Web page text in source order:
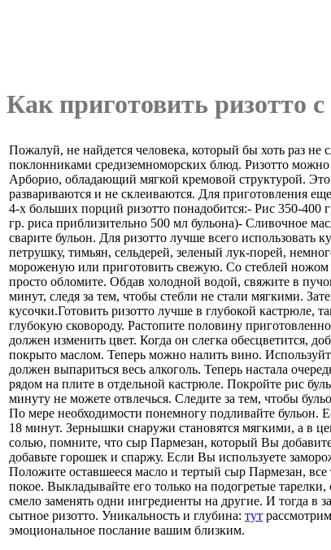
Как приготовить ризотто
Пожалуй, не найдется человека, который бы хоть раз
поклонниками средиземноморских блюд. Ризотто
Арборио, обладающий мягкой кремовой структурой.
развариваются и не склеиваются. Для приготовления
4-х больших порций ризотто понадобится:- Рис 350-400
гр. риса приблизительно 500 мл бульона)- Сливочное
сварите бульон. Для ризотто лучше всего
петрушку, тимьян, сельдерей, зеленый лук-порей,
мороженую или приготовить свежую. Со стеблей ножом
просто обломите. Обдав холодной водой, свяжите в
минут, следя за тем, чтобы стебли не стали мягкими.
кусочки.Готовить ризотто лучше в глубокой кастрюле,
глубокую сковороду. Растопите половину
должен изменить цвет. Когда он слегка обесцветится,
покрыто маслом. Теперь можно налить вино.
должен выпариться весь алкоголь. Теперь настала
рядом на плите в отдельной кастрюле. Покройте рис
минуту не можете отвлечься. Следите за тем, чтобы
По мере необходимости понемногу подливайте бульон.
18 минут. Зернышки снаружи становятся мягкими, а в
солью, помните, что сыр Пармезан, который Вы
добавьте горошек и спаржу. Если Вы используете
Положите оставшееся масло и тертый сыр Пармезан,
покое. Выкладывайте его только на подогретые
смело заменять одни ингредиенты на другие. И тогда в
сытное ризотто. Уникальность и глубина: тут
эмоциональное послание вашим близким.